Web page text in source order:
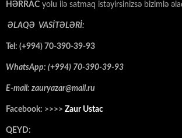
HƏRRAC yolu ilə satmaq istəyirsinizsə bizimlə
ƏLAQƏ VASİTƏLƏRİ:
Tel: (+994) 70-390-39-93
WhatsApp: (+994) 70-390-39-93
E-mail: zauryazar@mail.ru
Facebook: >>>> Zaur Ustac
QEYD: